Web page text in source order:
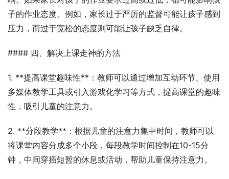
子的作业态度。例如，家长过于严厉的监督可能让孩子感到
压力，而过于宽松的态度则可能让孩子缺乏自律。
#### 四、解决上课走神的方法
1. **提高课堂趣味性**：教师可以通过增加互动环节、使用
多媒体教学工具或引入游戏化学习等方式，提高课堂的趣味
性，吸引儿童的注意力。
2. **分段教学**：根据儿童的注意力集中时间，教师可以
将课堂内容分成多个小段，每段教学时间控制在10-15分
钟，中间穿插短暂的休息或活动，帮助儿童保持注意力。